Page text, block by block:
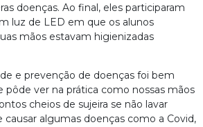
doenças. Ao final, eles participaram
luz de LED em que os alunos
mãos estavam higienizadas
e prevenção de doenças foi bem
pôde ver na prática como nossas mãos
cheios de sujeira se não lavar
causar algumas doenças como a Covid,